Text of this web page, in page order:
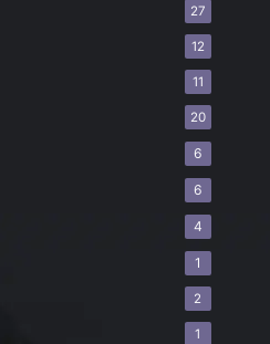
27
12
11
20
6
6
4
1
2
1